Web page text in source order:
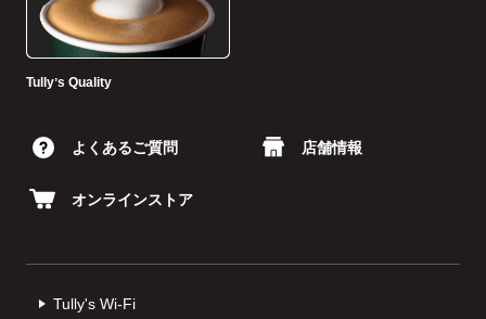
Tullyʼs Quality
よくあるご質問 店舗情報
オンラインストア
Tully's Wi-Fi